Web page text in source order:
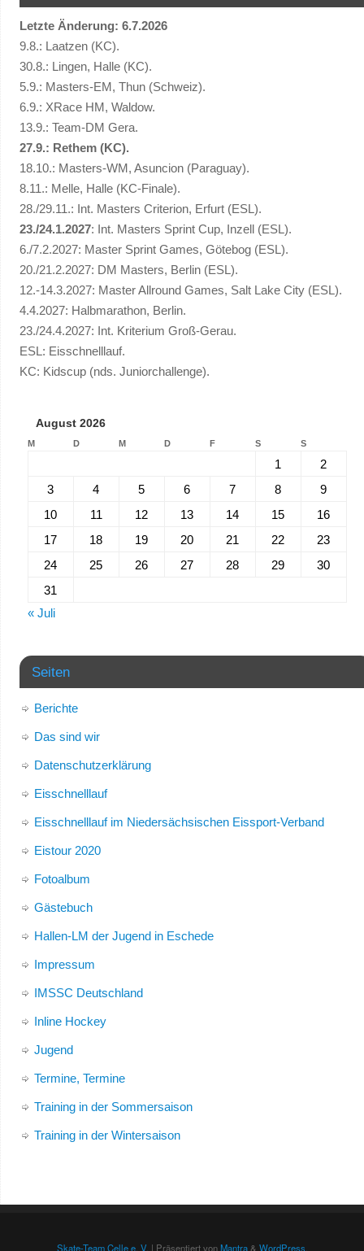
Letzte Änderung: 6.7.2026
9.8.: Laatzen (KC).
30.8.: Lingen, Halle (KC).
5.9.: Masters-EM, Thun (Schweiz).
6.9.: XRace HM, Waldow.
13.9.: Team-DM Gera.
27.9.: Rethem (KC).
18.10.: Masters-WM, Asuncion (Paraguay).
8.11.: Melle, Halle (KC-Finale).
28./29.11.: Int. Masters Criterion, Erfurt (ESL).
23./24.1.2027: Int. Masters Sprint Cup, Inzell (ESL).
6./7.2.2027: Master Sprint Games, Götebog (ESL).
20./21.2.2027: DM Masters, Berlin (ESL).
12.-14.3.2027: Master Allround Games, Salt Lake City (ESL).
4.4.2027: Halbmarathon, Berlin.
23./24.4.2027: Int. Kriterium Groß-Gerau.
ESL: Eisschnelllauf.
KC: Kidscup (nds. Juniorchallenge).
August 2026
M D M D F S S
1
2
3
4 5 6 7 8
9
10
11 12 13 14 15
16
17
18 19 20 21 22
23
24
25 26 27 28 29
30
31
« Juli
Seiten
Berichte
Das sind wir
Datenschutzerklärung
Eisschnelllauf
Eisschnelllauf im Niedersächsischen Eissport-Verband
Eistour 2020
Fotoalbum
Gästebuch
Hallen-LM der Jugend in Eschede
Impressum
IMSSC Deutschland
Inline Hockey
Jugend
Termine, Termine
Training in der Sommersaison
Training in der Wintersaison
Skate-Team Celle e. V. | Präsentiert vonMantra& WordPress.